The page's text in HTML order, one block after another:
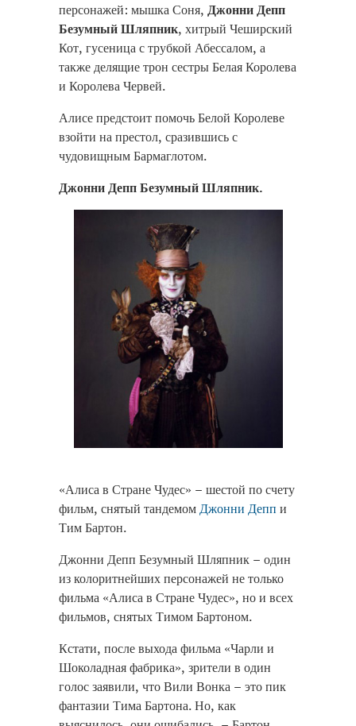
персонажей: мышка Соня, Джонни Депп
Безумный Шляпник, хитрый Чеширский
Кот, гусеница с трубкой Абессалом, а
также делящие трон сестры Белая Королева
и Королева Червей.
Алисе предстоит помочь Белой Королеве
взойти на престол, сразившись с
чудовищным Бармаглотом.
Джонни Депп Безумный Шляпник.
«Алиса в Стране Чудес» – шестой по счету
фильм, снятый тандемомДжонни Депп и
Тим Бартон.
Джонни Депп Безумный Шляпник – один
из колоритнейших персонажей не только
фильма «Алиса в Стране Чудес», но и всех
фильмов, снятых Тимом Бартоном.
Кстати, после выхода фильма «Чарли и
Шоколадная фабрика», зрители в один
голос заявили, что Вили Вонка – это пик
фантазии Тима Бартона. Но, как